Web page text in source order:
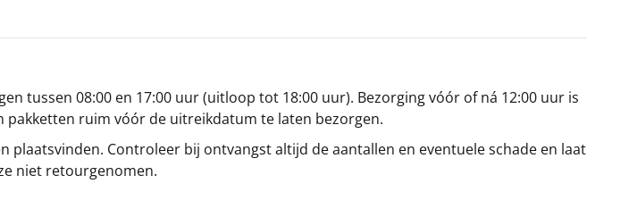
tussen 08:00 en 17:00 uur (uitloop tot 18:00 uur). Bezorging vóór of ná 12:00 uur is
pakketten ruim vóór de uitreikdatum te laten bezorgen.
Controleer bij ontvangst altijd de aantallen en eventuele schade en laat
niet retourgenomen.